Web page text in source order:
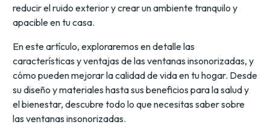
reducir el ruido exterior y crear un ambiente tranquilo y
apacible en tu casa.
En este artículo, exploraremos en detalle las
características y ventajas de las ventanas insonorizadas, y
cómo pueden mejorar la calidad de vida en tu hogar. Desde
su diseño y materiales hasta sus beneficios para la salud y
el bienestar, descubre todo lo que necesitas saber sobre
las ventanas insonorizadas.